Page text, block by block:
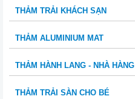
THẢM TRẢI KHÁCH SẠN
THẢM ALUMINIUM MAT
THẢM HÀNH LANG - NHÀ HÀNG
THẢM TRẢI SÀN CHO BÉ